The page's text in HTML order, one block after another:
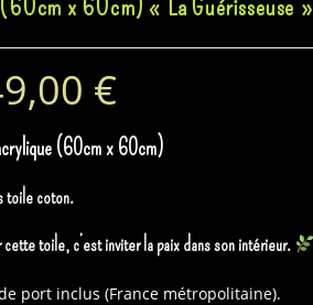
x 60cm) « La Guérisseuse »
€
(60cm x 60cm)
toile coton.
cette toile, c’est inviter la paix dans son intérieur.
port inclus (France métropolitaine).